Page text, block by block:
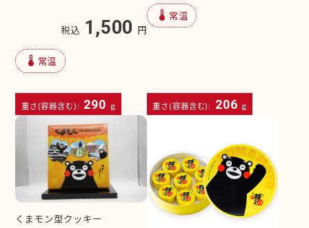
税込 1,500 円
device_thermostat 常温
重さ(容器含む): 290 g
device_thermostat 常温
重さ(容器含む): 206 g
くまモン型クッキー